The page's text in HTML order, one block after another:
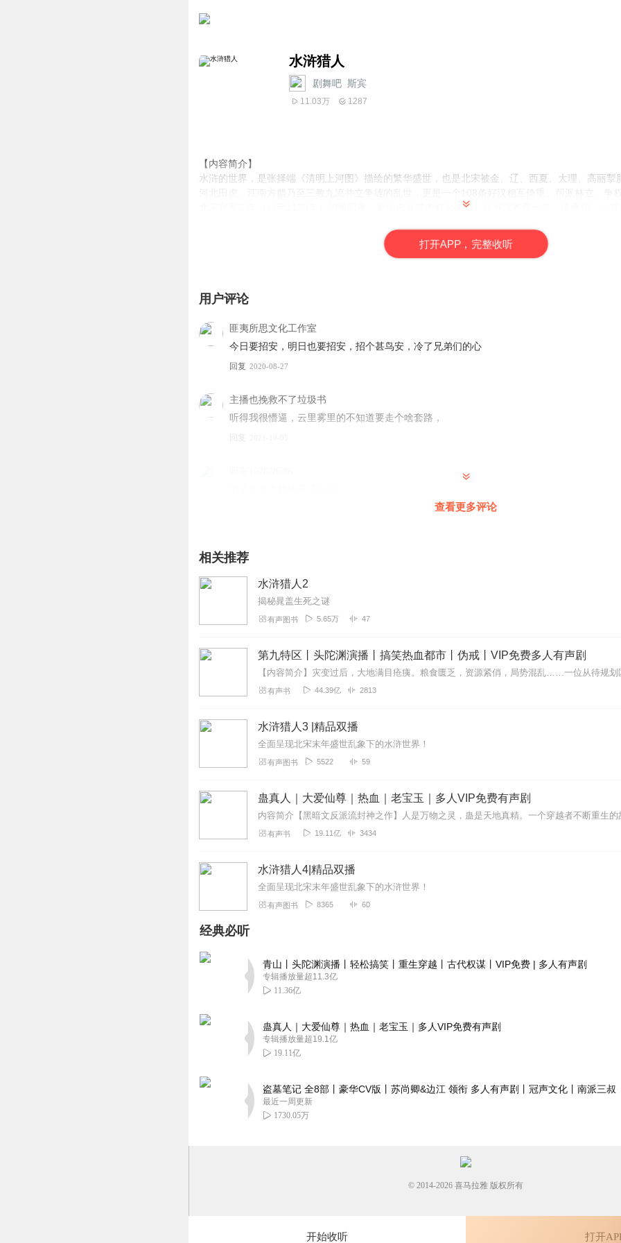
水浒猎人
剧舞吧_斯宾
11.03万 1287
【内容简介】
水浒的世界，是张择端《清明上河图》描绘的繁华盛世，也是北宋被金、辽、西夏、大理、高丽掣
北宋宣和二年（公元1120年）的重阳夜，梁山忠义堂内灯火通明，众好汉齐聚一堂。没承想，一首
此刻，盛世汴京，宋徽宗正密谋与金太祖联合灭辽，面对国内以梁山泊为首的四寇五匪，妄图执行
坐收渔利。间谍、盗寇、杀手充斥着北宋帝国的角角落落，同样神出鬼没于梁山泊。没人知道，4
【作者简介】
著名悬疑推理作家，紫焰品牌作家，被誉为“中国文化悬疑格斗小说第一人”。精于错综复杂的悬念
理。其作品如烈酒，香醇辣口，又后劲十足。
从小嗜读《水浒传》，多年研习专业格斗，以亲身感悟，将拳拳到肉的现代格斗，融入《水浒传》
创作文化悬疑格斗小说《水浒猎人》。
打开APP，完整收听
用户评论
匪夷所思文化工作室
今日要招安，明日也要招安，招个甚鸟安，冷了兄弟们的心
回复 2020-08-27
主播也挽救不了垃圾书
听得我很懵逼，云里雾里的不知道要走个啥套路，
回复
故事精彩，讲得也出神入化
2018-09-24
丨丑牛丨
2021-09-22
别吃烫嘴的
2022-06-18
躺平的人生
2022-07-24
刻于新月之茗
2021-06-13
珍珠翡翠白玉甲鱼汤
回复
zhihuiforever
主播不错，就是小说写的乱七八糟
查看更多评论
相关推荐
水浒猎人2
揭秘晁盖生死之谜
有声图书 5.65万 47
第九特区丨头陀渊演播丨搞笑热血都市丨伪戒丨VIP免费多人有声剧
有声书 44.39亿 2813
水浒猎人3 |精品双播
全面呈现北宋末年盛世乱象下的水浒世界！
有声图书 5522 59
蛊真人｜大爱仙尊｜热血｜老宝玉｜多人VIP免费有声剧
有声书 19.11亿 3434
水浒猎人4|精品双播
全面呈现北宋末年盛世乱象下的水浒世界！
有声图书 8365 60
经典必听
青山丨头陀渊演播丨轻松搞笑丨重生穿越丨古代权谋丨VIP免费 | 多人有声剧
专辑播放量超11.3亿
11.36亿
蛊真人｜大爱仙尊｜热血｜老宝玉｜多人VIP免费有声剧
专辑播放量超19.1亿
19.11亿
盗墓笔记 全8部丨豪华CV版丨苏尚卿&边江 领衔 多人有声剧丨冠声文化丨南派三叔
最近一周更新
1730.05万
开始收听 打开
© 2014-2026 喜马拉雅 版权所有